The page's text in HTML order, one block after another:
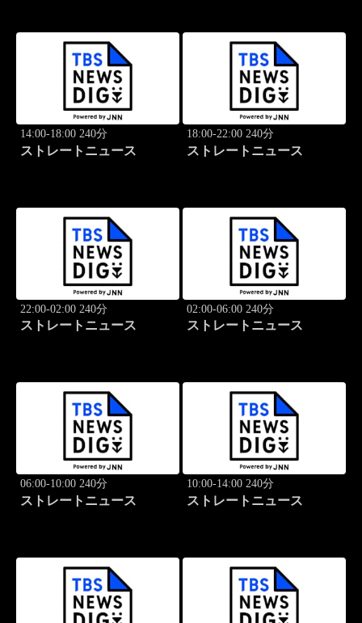
14:00-18:00 240分
ストレートニュース
18:00-22:00 240分
ストレートニュース
22:00-02:00 240分
ストレートニュース
02:00-06:00 240分
ストレートニュース
06:00-10:00 240分
ストレートニュース
10:00-14:00 240分
ストレートニュース